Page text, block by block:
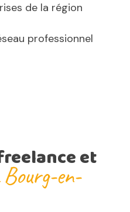
de la région
professionnel
et
en-